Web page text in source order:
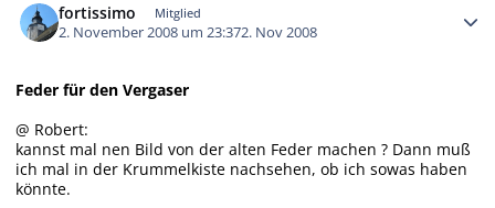
fortissimo Mitglied
2. November 2008 um 23:372. Nov 2008
Feder für den Vergaser
@ Robert:
kannst mal nen Bild von der alten Feder machen ? Dann muß
ich mal in der Krummelkiste nachsehen, ob ich sowas haben
könnte.